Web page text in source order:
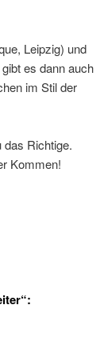
Leipzig) und
es dann auch
im Stil der
das Richtige.
Kommen!